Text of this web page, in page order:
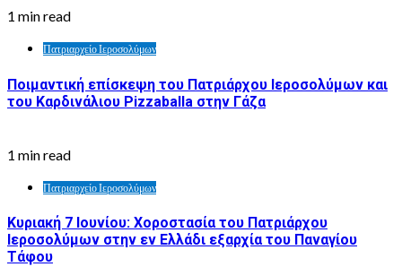
1 min read
Πατριαρχείο Ιεροσολύμων
Ποιμαντική επίσκεψη του Πατριάρχου Ιεροσολύμων και
του Καρδινάλιου Pizzaballa στην Γάζα
1 min read
Πατριαρχείο Ιεροσολύμων
Κυριακή 7 Ιουνίου: Χοροστασία του Πατριάρχου
Ιεροσολύμων στην εν Ελλάδι εξαρχία του Παναγίου
Τάφου